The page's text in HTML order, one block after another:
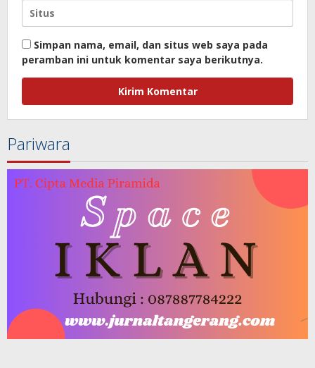
Simpan nama, email, dan situs web saya pada
peramban ini untuk komentar saya berikutnya.
Pariwara